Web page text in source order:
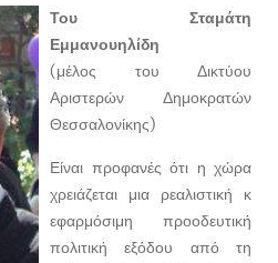
Του Σταμάτη
Εμμανουηλίδη
(μέλος του Δικτύου
Αριστερών Δημοκρατών
Θεσσαλονίκης)
Είναι προφανές ότι η χώρα
χρειάζεται μια ρεαλιστική κ
εφαρμόσιμη προοδευτική
πολιτική εξόδου από τη